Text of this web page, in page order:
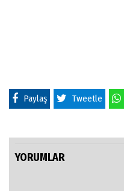
Paylaş Tweetle
YORUMLAR